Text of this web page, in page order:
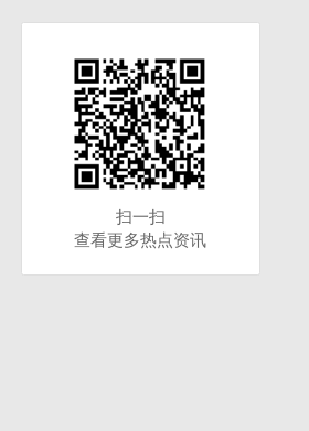
扫一扫
查看更多热点资讯
扫一扫
查看更多热点资讯